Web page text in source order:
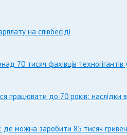
на співбесіді
70 тисяч фахівців техногігантів
працювати до 70 років: наслідки
де можна заробити 85 тисяч